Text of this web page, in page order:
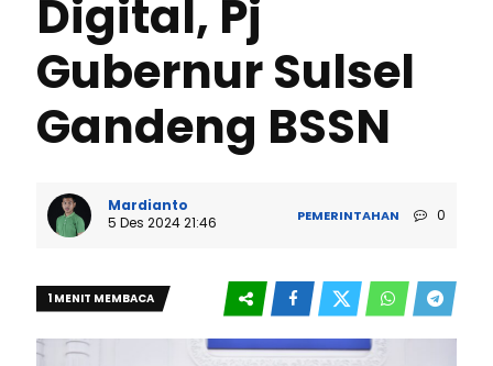
Digital, Pj
Gubernur Sulsel
Gandeng BSSN
Mardianto
5 Des 2024 21:46
PEMERINTAHAN 0
1 MENIT MEMBACA